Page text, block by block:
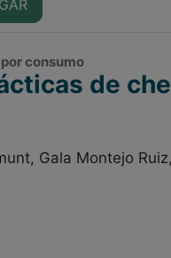
consumo
de
Gala Montejo